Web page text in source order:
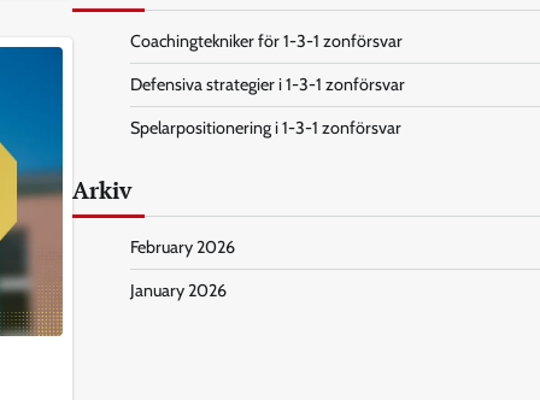
Coachingtekniker för 1-3-1 zonförsvar
Defensiva strategier i 1-3-1 zonförsvar
Spelarpositionering i 1-3-1 zonförsvar
Arkiv
February 2026
January 2026